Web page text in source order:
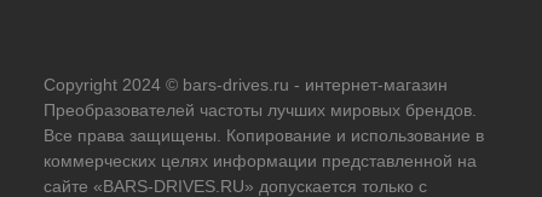
Copyright 2024 © bars-drives.ru - интернет-магазин
Преобразователей частоты лучших мировых брендов.
Все права защищены. Копирование и использование в
коммерческих целях информации представленной на
сайте «BARS-DRIVES.RU» допускается только с